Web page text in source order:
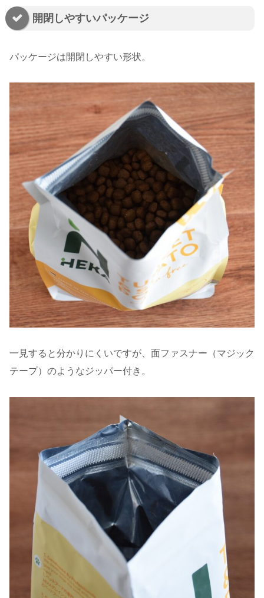
開閉しやすいパッケージ
パッケージは開閉しやすい形状。
一見すると分かりにくいですが、面ファスナー（マジック
テープ）のようなジッパー付き。